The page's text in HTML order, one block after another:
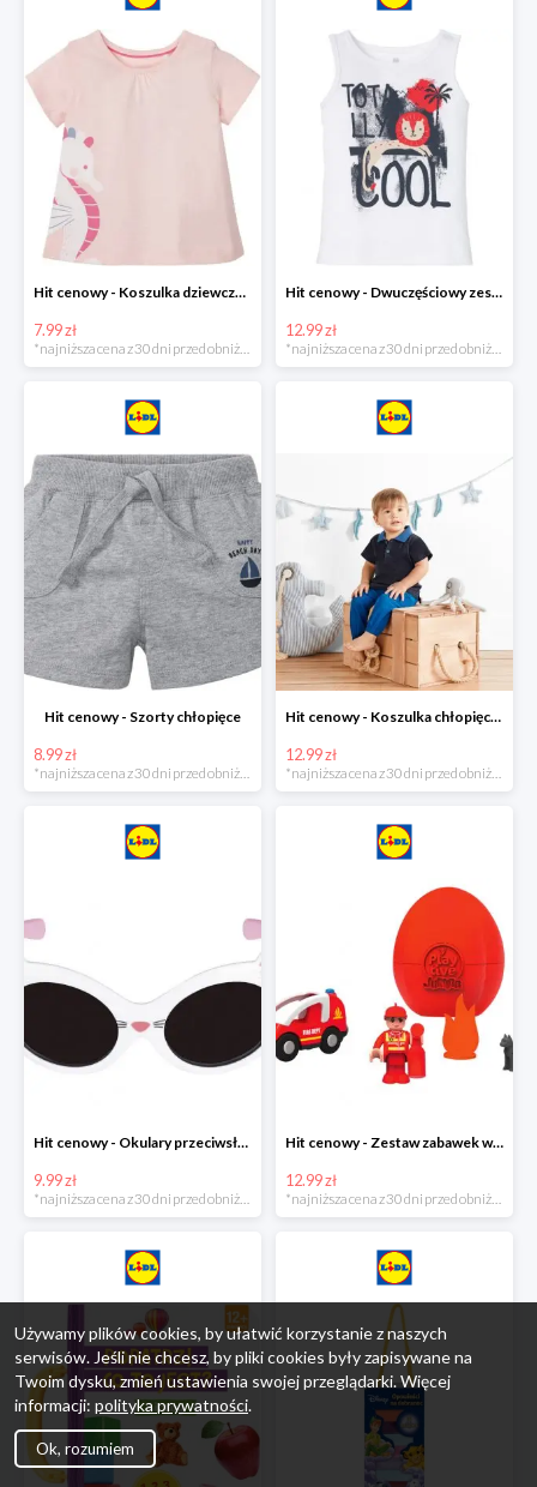
Hit cenowy - Koszulka dziewczęca
7.99 zł
*najniższa cena z 30 dni przed obniżką
Hit cenowy - Dwuczęściowy zestaw chłopięcy
12.99 zł
*najniższa cena z 30 dni przed obniżką
Hit cenowy - Szorty chłopięce
8.99 zł
*najniższa cena z 30 dni przed obniżką
Hit cenowy - Koszulka chłopięca polo
12.99 zł
*najniższa cena z 30 dni przed obniżką
Hit cenowy - Okulary przeciwsłoneczne dla dzieci
9.99 zł
Hit cenowy - Zestaw zabawek w jajku
12.99 zł
Używamy plików cookies, by ułatwić korzystanie z naszych
serwisów. Jeśli nie chcesz, by pliki cookies były zapisywane na
Twoim dysku, zmień ustawienia swojej przeglądarki. Więcej
informacji: polityka prywatności.
Ok, rozumiem